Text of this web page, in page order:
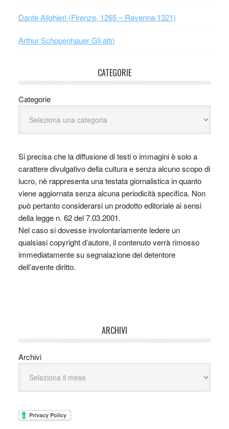
Dante Alighieri (Firenze, 1265 – Ravenna,1321)
Arthur Schopenhauer Gli altri
CATEGORIE
Categorie
Si precisa che la diffusione di testi o immagini è solo a
carattere divulgativo della cultura e senza alcuno scopo di
lucro, nè rappresenta una testata giornalistica in quanto
viene aggiornata senza alcuna periodicità specifica. Non
può pertanto considerarsi un prodotto editoriale ai sensi
della legge n. 62 del 7.03.2001.
Nel caso si dovesse involontariamente ledere un
qualsiasi copyright d’autore, il contenuto verrà rimosso
immediatamente su segnalazione del detentore
dell’avente diritto.
ARCHIVI
Archivi